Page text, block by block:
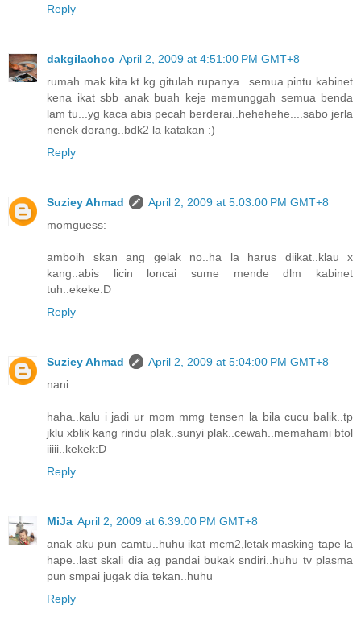
Reply
dakgilachoc April 2, 2009 at 4:51:00 PM GMT+8
rumah mak kita kt kg gitulah rupanya...semua pintu kabinet
kena ikat sbb anak buah keje memunggah semua benda
lam tu...yg kaca abis pecah berderai..hehehehe....sabo jerla
nenek dorang..bdk2 la katakan :)
Reply
Suziey Ahmad
April 2, 2009 at 5:03:00 PM GMT+8
momguess:
amboih skan ang gelak no..ha la harus diikat..klau x
kang..abis licin loncai sume mende dlm kabinet
tuh..ekeke:D
Reply
Suziey Ahmad
April 2, 2009 at 5:04:00 PM GMT+8
nani:
haha..kalu i jadi ur mom mmg tensen la bila cucu balik..tp
jklu xblik kang rindu plak..sunyi plak..cewah..memahami btol
iiiii..kekek:D
Reply
MiJa April 2, 2009 at 6:39:00 PM GMT+8
anak aku pun camtu..huhu ikat mcm2,letak masking tape la
hape..last skali dia ag pandai bukak sndiri..huhu tv plasma
pun smpai jugak dia tekan..huhu
Reply